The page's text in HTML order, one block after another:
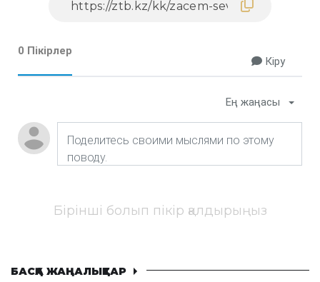
0 Пікірлер
Кіру
Ең жаңасы
Бірінші болып пікір қалдырыңыз
БАСҚА ЖАҢАЛЫҚТАР